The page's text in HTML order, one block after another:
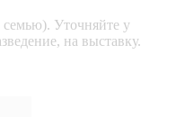
Уточняйте у
на выставку.